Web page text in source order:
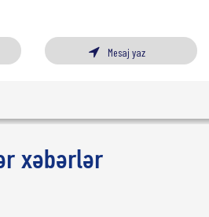
Mesaj yaz
xəbərlər